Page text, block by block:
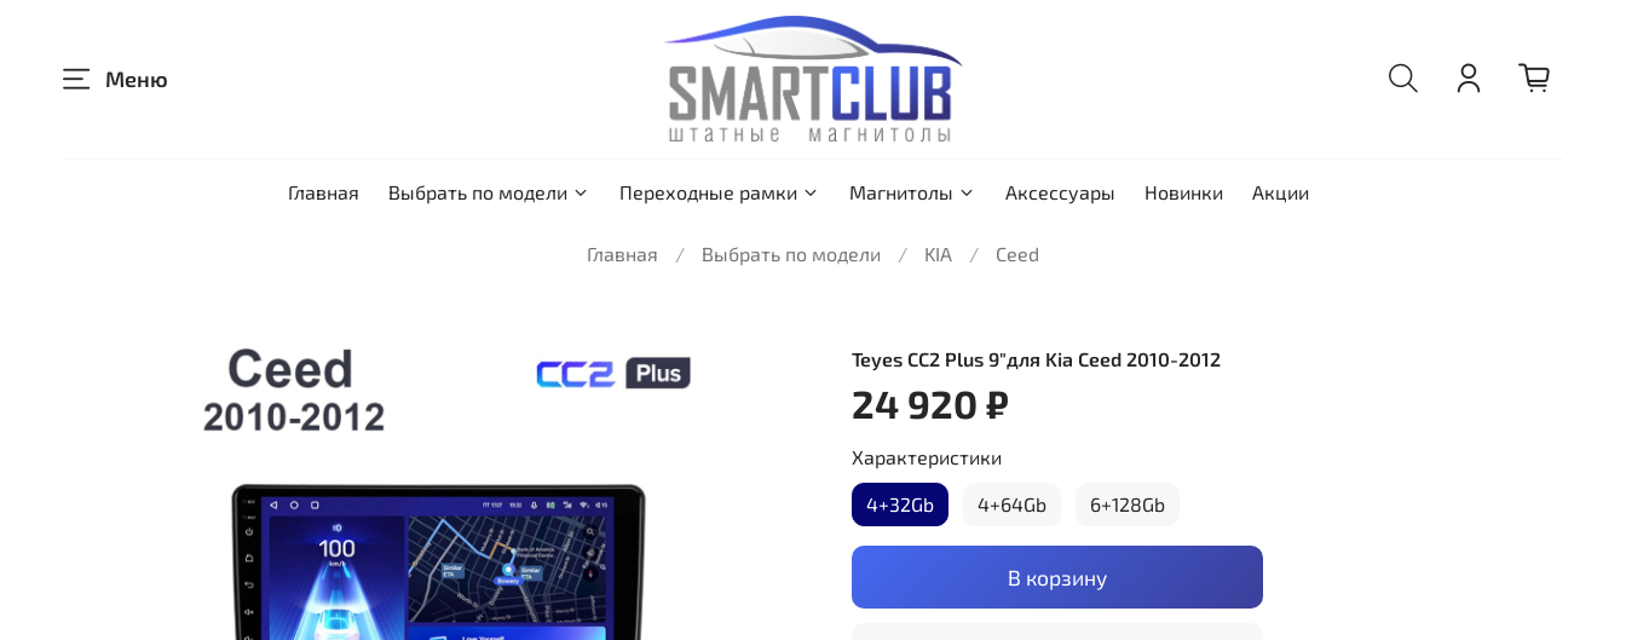
Меню
Главная Выбрать по модели Переходные рамки Магнитолы Аксессуары Новинки Акции
Главная Выбрать по модели KIA Ceed
Teyes CC2 Plus 9"для Kia Ceed 2010-2012
24 920 ₽
В корзину
Характеристики
4+32Gb 4+64Gb 6+128Gb